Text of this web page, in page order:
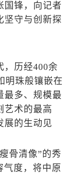
国锋，向记者
坚守与创新探
历经400余
明珠般镶嵌在
最多、规模最
艺术的最高
展的生动见
骨清像”的秀
气度，将中原